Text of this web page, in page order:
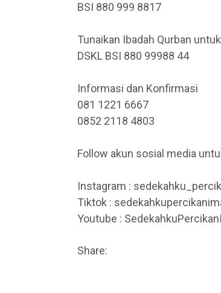
BSI 880 999 8817
Tunaikan Ibadah Qurban
DSKL BSI 880 99988 44
Informasi dan Konfirmasi
081 1221 6667
0852 2118 4803
Follow akun sosial media
Instagram :
Tiktok :
Youtube :
Share: